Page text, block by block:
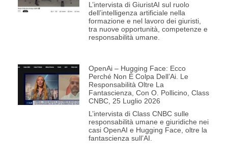
L’intervista di GiuristAI sul ruolo
dell’intelligenza artificiale nella
formazione e nel lavoro dei giuristi,
tra nuove opportunità, competenze e
responsabilità umane.
OpenAi – Hugging Face: Ecco
Perché Non È Colpa Dell’Ai. Le
Responsabilità Oltre La
Fantascienza, Con O. Pollicino, Class
CNBC, 25 Luglio 2026
L’intervista di Class CNBC sulle
responsabilità umane e giuridiche nei
casi OpenAI e Hugging Face, oltre la
fantascienza sull’AI.